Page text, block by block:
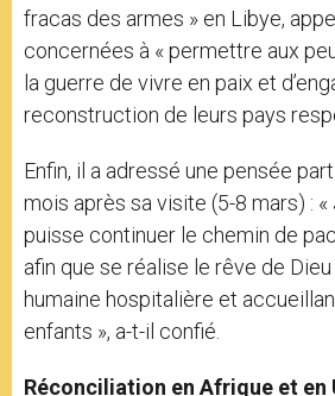
fracas des armes » en Libye,
concernées à « permettre aux
la guerre de vivre en paix et
reconstruction de leurs pays
Enfin, il a adressé une pensée
mois après sa visite (5-8 mars) :
puisse continuer le chemin de
afin que se réalise le rêve de Dieu
humaine hospitalière et
enfants », a-t-il confié.
Réconciliation en Afrique et en